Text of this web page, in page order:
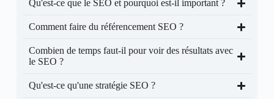
Qu'est-ce que le SEO et pourquoi est-il important ?
Comment faire du référencement SEO ?
Combien de temps faut-il pour voir des résultats avec
le SEO ?
Qu'est-ce qu'une stratégie SEO ?